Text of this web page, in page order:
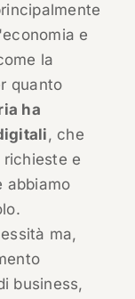
e
la
quanto
ha
, che
e
abbiamo
ma,
business,